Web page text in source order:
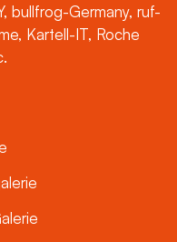
bullfrog-Germany, ruf-
Kartell-IT, Roche